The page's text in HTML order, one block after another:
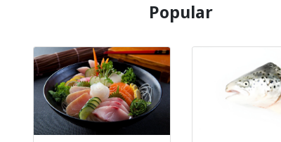
Popular